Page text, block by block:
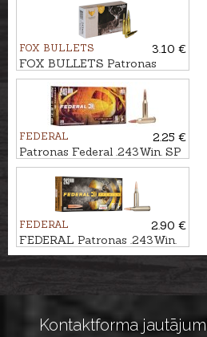
FOX BULLETS
3.10 €
FOX BULLETS Patronas
.243Win. 5,2g - bezsvina
FEDERAL
2.25 €
Patronas Federal .243Win. SP
Bonded 6,2g FUSION
FEDERAL
2.90 €
FEDERAL Patronas .243Win.
BARNES TSX 5,5g - bezsvina
Kontaktforma